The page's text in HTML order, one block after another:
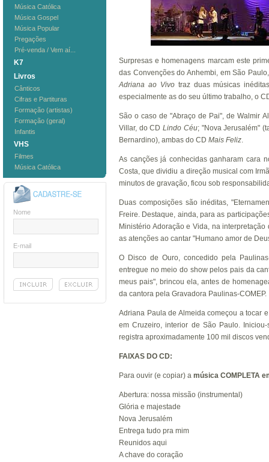
Música Católica
Música Gospel
Música Popular
Pregações
Pré-venda / Vem aí...
K7
Livros
Cânticos
Cifras e Partituras
Formação (artistas)
Formação (geral)
Infantis
VHS
Filmes
Música Católica
Nome
E-mail
Surpresas e homenagens marcam este
das Convenções do Anhembi, em São
Adriana ao Vivotraz duas músicas
especialmente as do seu último trabalho, o
São o caso de "Abraço de Pai", de Walmir
Villar, do CDLindo Céu; "Nova Jerusalém"
Bernardino), ambas do CD Mais Feliz.
As canções já conhecidas ganharam cara
Costa, que dividiu a direção musical com
minutos de gravação, ficou sob
Duas composições são inéditas,
Freire. Destaque, ainda, para as
Ministério Adoração e Vida, na
as atenções ao cantar "Humano amor de
O Disco de Ouro, concedido pela
entregue no meio do show pelos pais da
meus pais", brincou ela, antes de
da cantora pela Gravadora Paulinas-COMEP.
Adriana Paula de Almeida começou a tocar
em Cruzeiro, interior de São Paulo.
registra aproximadamente 100 mil discos
FAIXAS DO CD:
Para ouvir (e copiar) a música COMPLETA
Abertura: nossa missão (instrumental)
Glória e majestade
Nova Jerusalém
Entrega tudo pra mim
Reunidos aqui
A chave do coração